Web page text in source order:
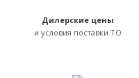
Дилерские цены
и условия поставки ТО